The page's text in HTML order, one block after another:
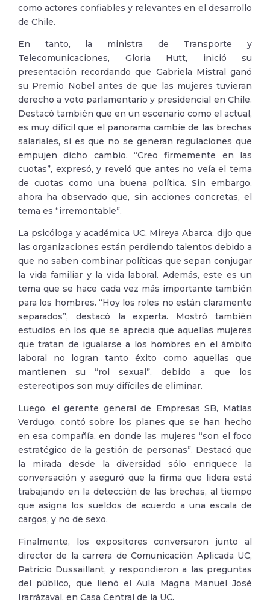
como actores confiables y relevantes en el desarrollo
de Chile.
En tanto, la ministra de Transporte y
Telecomunicaciones, Gloria Hutt, inició su
presentación recordando que Gabriela Mistral ganó
su Premio Nobel antes de que las mujeres tuvieran
derecho a voto parlamentario y presidencial en Chile.
Destacó también que en un escenario como el actual,
es muy difícil que el panorama cambie de las brechas
salariales, si es que no se generan regulaciones que
empujen dicho cambio. “Creo firmemente en las
cuotas”, expresó, y reveló que antes no veía el tema
de cuotas como una buena política. Sin embargo,
ahora ha observado que, sin acciones concretas, el
tema es “irremontable”.
La psicóloga y académica UC, Mireya Abarca, dijo que
las organizaciones están perdiendo talentos debido a
que no saben combinar políticas que sepan conjugar
la vida familiar y la vida laboral. Además, este es un
tema que se hace cada vez más importante también
para los hombres. “Hoy los roles no están claramente
separados”, destacó la experta. Mostró también
estudios en los que se aprecia que aquellas mujeres
que tratan de igualarse a los hombres en el ámbito
laboral no logran tanto éxito como aquellas que
mantienen su “rol sexual”, debido a que los
estereotipos son muy difíciles de eliminar.
Luego, el gerente general de Empresas SB, Matías
Verdugo, contó sobre los planes que se han hecho
en esa compañía, en donde las mujeres “son el foco
estratégico de la gestión de personas”. Destacó que
la mirada desde la diversidad sólo enriquece la
conversación y aseguró que la firma que lidera está
trabajando en la detección de las brechas, al tiempo
que asigna los sueldos de acuerdo a una escala de
cargos, y no de sexo.
Finalmente, los expositores conversaron junto al
director de la carrera de Comunicación Aplicada UC,
Patricio Dussaillant, y respondieron a las preguntas
del público, que llenó el Aula Magna Manuel José
Irarrázaval, en Casa Central de la UC.